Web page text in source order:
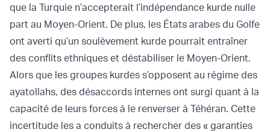
que la Turquie n’accepterait l’indépendance kurde nulle
part au Moyen-Orient. De plus, les États arabes du Golfe
ont averti qu’un soulèvement kurde pourrait entraîner
des conflits ethniques et déstabiliser le Moyen-Orient.
Alors que les groupes kurdes s’opposent au régime des
ayatollahs, des désaccords internes ont surgi quant à la
capacité de leurs forces à le renverser à Téhéran. Cette
incertitude les a conduits à rechercher des « garanties